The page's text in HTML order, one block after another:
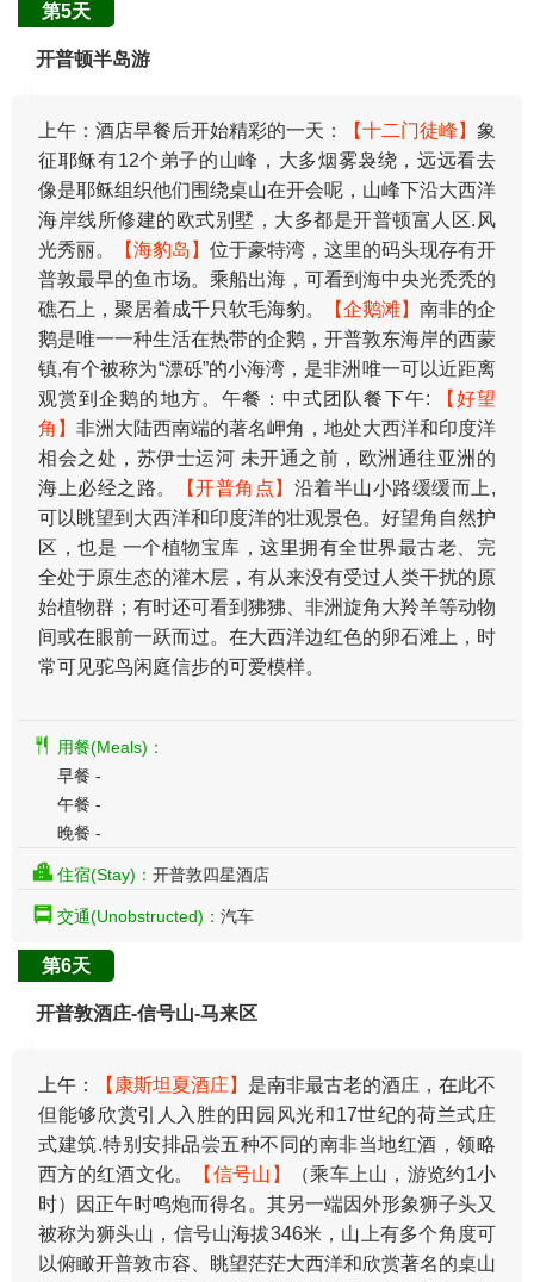
第5天
开普顿半岛游
上午：酒店早餐后开始精彩的一天： 【十二门徒峰】 象
征耶稣有12个弟子的山峰，大多烟雾袅绕，远远看去
像是耶稣组织他们围绕桌山在开会呢，山峰下沿大西洋
海岸线所修建的欧式别墅，大多都是开普顿富人区.风
光秀丽。
【海豹岛】 位于豪特湾，这里的码头现存有开
普敦最早的鱼市场。乘船出海，可看到海中央光秃秃的
礁石上，聚居着成千只软毛海豹。
【企鹅滩】 南非的企
鹅是唯一一种生活在热带的企鹅，开普敦东海岸的西蒙
镇,有个被称为“漂砾”的小海湾，是非洲唯一可以近距离
观赏到企鹅的地方。午餐：中式团队餐下午:
【好望
角】 非洲大陆西南端的著名岬角，地处大西洋和印度洋
相会之处，苏伊士运河 未开通之前，欧洲通往亚洲的
海上必经之路。
【开普角点】 沿着半山小路缓缓而上,
可以眺望到大西洋和印度洋的壮观景色。好望角自然护
区，也是 一个植物宝库，这里拥有全世界最古老、完
全处于原生态的灌木层，有从来没有受过人类干扰的原
始植物群；有时还可看到狒狒、非洲旋角大羚羊等动物
间或在眼前一跃而过。在大西洋边红色的卵石滩上，时
常可见驼鸟闲庭信步的可爱模样。
用餐(Meals)：
早餐 -
午餐 -
晚餐 -
住宿(Stay)： 开普敦四星酒店
交通(Unobstructed)： 汽车
第6天
开普敦酒庄-信号山-马来区
上午： 【康斯坦夏酒庄】 是南非最古老的酒庄，在此不
但能够欣赏引人入胜的田园风光和17世纪的荷兰式庄
式建筑.特别安排品尝五种不同的南非当地红酒，领略
西方的红酒文化。
【信号山】
（乘车上山，游览约1小
时）因正午时鸣炮而得名。其另一端因外形象狮子头又
被称为狮头山，信号山海拔346米，山上有多个角度可
以俯瞰开普敦市容、眺望茫茫大西洋和欣赏著名的桌山